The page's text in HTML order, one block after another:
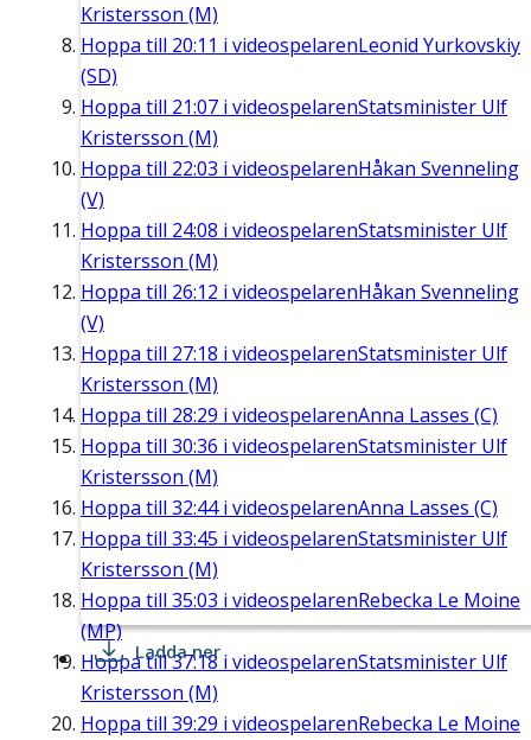
Kristersson (M)
Hoppa till 20:11 i videospelarenLeonid Yurkovskiy
(SD)
Hoppa till 21:07 i videospelarenStatsminister Ulf
Kristersson (M)
Hoppa till 22:03 i videospelarenHåkan Svenneling
(V)
Hoppa till 24:08 i videospelarenStatsminister Ulf
Kristersson (M)
Hoppa till 26:12 i videospelarenHåkan Svenneling
(V)
Hoppa till 27:18 i videospelarenStatsminister Ulf
Kristersson (M)
Hoppa till 28:29 i videospelarenAnna Lasses (C)
Hoppa till 30:36 i videospelarenStatsminister Ulf
Kristersson (M)
Hoppa till 32:44i videospelarenAnna Lasses (C)
Hoppa till 33:45 i videospelarenStatsminister Ulf
Kristersson (M)
Hoppa till 35:03 i videospelarenRebecka Le Moine
(MP)
Hoppa till37:18 i videospelarenStatsminister Ulf
Kristersson (M)
Hoppa till 39:29 i videospelarenRebecka Le Moine
Ladda ner